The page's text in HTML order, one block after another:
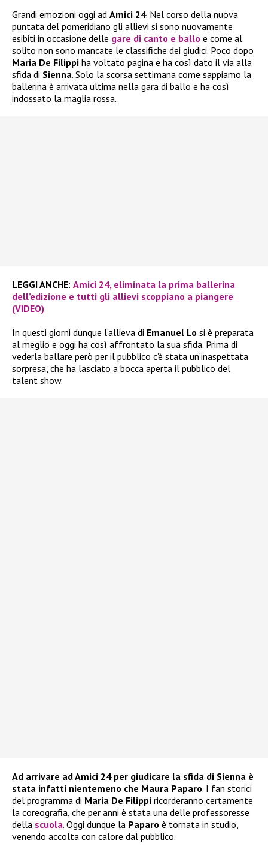
Grandi emozioni oggi ad Amici 24. Nel corso della nuova
puntata del pomeridiano gli allievi si sono nuovamente
esibiti in occasione delle gare di canto e ballo e come al
solito non sono mancate le classifiche dei giudici. Poco dopo
Maria De Filippi ha voltato pagina e ha così dato il via alla
sfida di Sienna. Solo la scorsa settimana come sappiamo la
ballerina è arrivata ultima nella gara di ballo e ha così
indossato la maglia rossa.
LEGGI ANCHE: Amici 24, eliminata la prima ballerina
dell’edizione e tutti gli allievi scoppiano a piangere
(VIDEO)
In questi giorni dunque l’allieva di Emanuel Lo si è preparata
al meglio e oggi ha così affrontato la sua sfida. Prima di
vederla ballare però per il pubblico c’è stata un’inaspettata
sorpresa, che ha lasciato a bocca aperta il pubblico del
talent show.
Ad arrivare ad Amici 24 per giudicare la sfida di Sienna è
stata infatti nientemeno che Maura Paparo. I fan storici
del programma di Maria De Filippi ricorderanno certamente
la coreografia, che per anni è stata una delle professoresse
della scuola. Oggi dunque la Paparo è tornata in studio,
venendo accolta con calore dal pubblico.